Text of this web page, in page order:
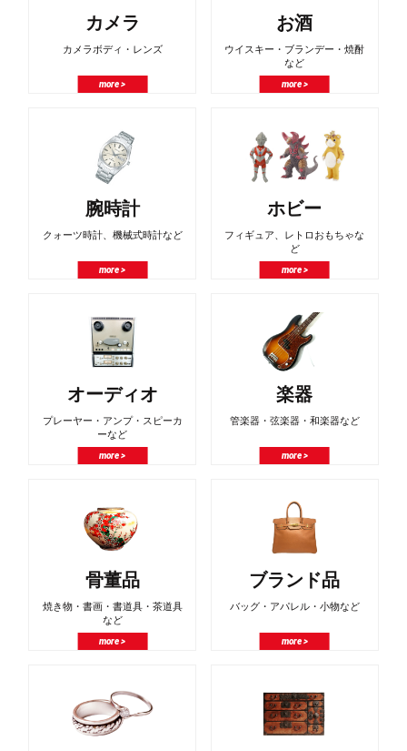
カメラ
カメラボディ・レンズ
more >
お酒
ウイスキー・ブランデー・焼酎
など
more >
腕時計
クォーツ時計、機械式時計など
more >
ホビー
フィギュア、レトロおもちゃな
ど
more >
オーディオ
プレーヤー・アンプ・スピーカ
ーなど
more >
楽器
管楽器・弦楽器・和楽器など
more >
骨董品
焼き物・書画・書道具・茶道具
など
more >
ブランド品
バッグ・アパレル・小物など
more >